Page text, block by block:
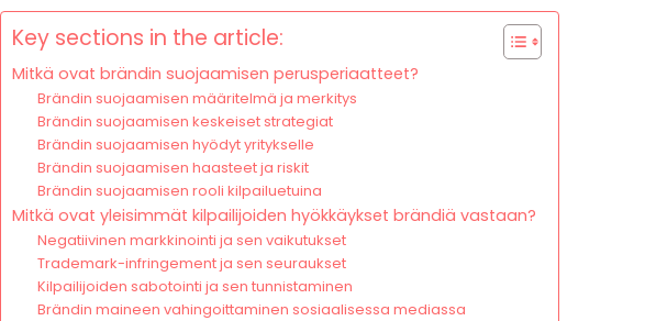
Key sections in the article:
Mitkä ovat brändin suojaamisen perusperiaatteet?
Brändin suojaamisen määritelmä ja merkitys
Brändin suojaamisen keskeiset strategiat
Brändin suojaamisen hyödyt yritykselle
Brändin suojaamisen haasteet ja riskit
Brändin suojaamisen rooli kilpailuetuina
Mitkä ovat yleisimmät kilpailijoiden hyökkäykset brändiä vastaan?
Negatiivinen markkinointi ja sen vaikutukset
Trademark-infringement ja sen seuraukset
Kilpailijoiden sabotointi ja sen tunnistaminen
Brändin maineen vahingoittaminen sosiaalisessa mediassa